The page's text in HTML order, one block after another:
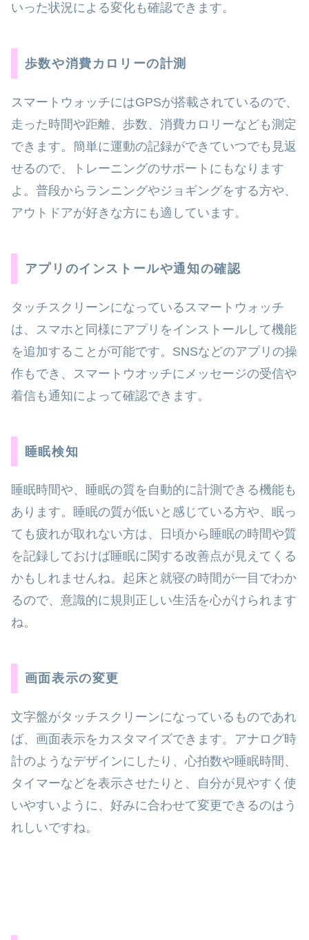
いった状況による変化も確認できます。
歩数や消費カロリーの計測
スマートウォッチにはGPSが搭載されているので、
走った時間や距離、歩数、消費カロリーなども測定
できます。簡単に運動の記録ができていつでも見返
せるので、トレーニングのサポートにもなります
よ。普段からランニングやジョギングをする方や、
アウトドアが好きな方にも適しています。
アプリのインストールや通知の確認
タッチスクリーンになっているスマートウォッチ
は、スマホと同様にアプリをインストールして機能
を追加することが可能です。SNSなどのアプリの操
作もでき、スマートウオッチにメッセージの受信や
着信も通知によって確認できます。
睡眠検知
睡眠時間や、睡眠の質を自動的に計測できる機能も
あります。睡眠の質が低いと感じている方や、眠っ
ても疲れが取れない方は、日頃から睡眠の時間や質
を記録しておけば睡眠に関する改善点が見えてくる
かもしれませんね。起床と就寝の時間が一目でわか
るので、意識的に規則正しい生活を心がけられます
ね。
画面表示の変更
文字盤がタッチスクリーンになっているものであれ
ば、画面表示をカスタマイズできます。アナログ時
計のようなデザインにしたり、心拍数や睡眠時間、
タイマーなどを表示させたりと、自分が見やすく使
いやすいように、好みに合わせて変更できるのはう
れしいですね。